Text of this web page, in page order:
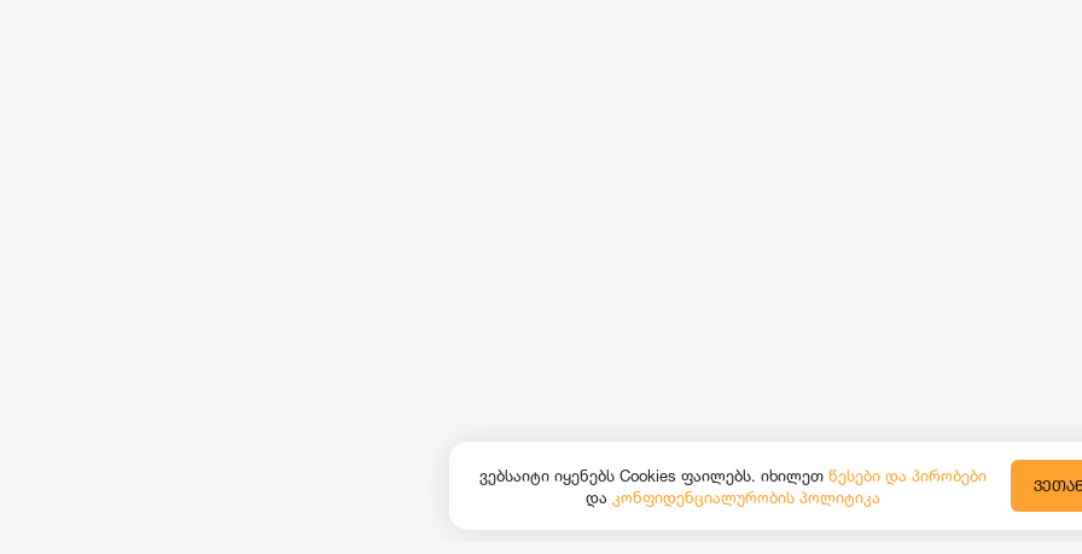
ვებსაიტი იყენებს Cookies ფაილებს. იხილეთ წესები და პირობები
და კონფიდენციალურობის პოლიტიკა